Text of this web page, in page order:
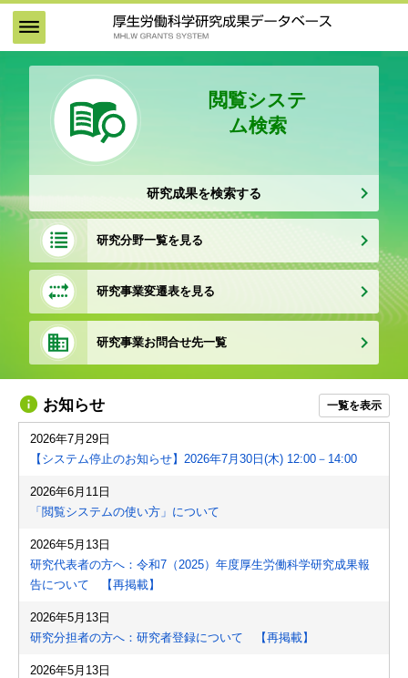
ン
動
閲覧システ
ム検索
研究成果を検索する
研究分野一覧を見る
研究事業変遷表を見る
研究事業お問合せ先一覧
お知らせ
2026年7月29日
【システム停止のお知らせ】2026年7月30日(木) 12:00－14:00
2026年6月11日
「閲覧システムの使い方」について
2026年5月13日
研究代表者の方へ：令和7（2025）年度厚生労働科学研究成果報
告について 【再掲載】
2026年5月13日
研究分担者の方へ：研究者登録について 【再掲載】
2026年5月13日
一覧を表示